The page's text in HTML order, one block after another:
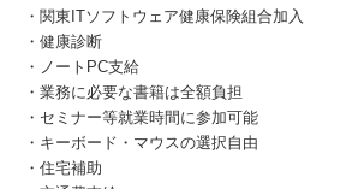
・関東ITソフトウェア健康保険組合加入
・健康診断
・ノートPC支給
・業務に必要な書籍は全額負担
・セミナー等就業時間に参加可能
・キーボード・マウスの選択自由
・住宅補助